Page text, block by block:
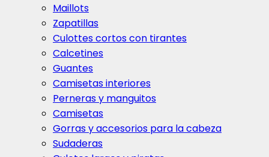
Maillots
Zapatillas
Culottes cortos con tirantes
Calcetines
Guantes
Camisetas interiores
Perneras y manguitos
Camisetas
Gorras y accesorios para la cabeza
Sudaderas